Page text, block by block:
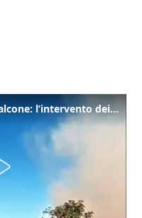
Incendio tra Duino e Monfalcone: l’intervento dei vigili del fuoco